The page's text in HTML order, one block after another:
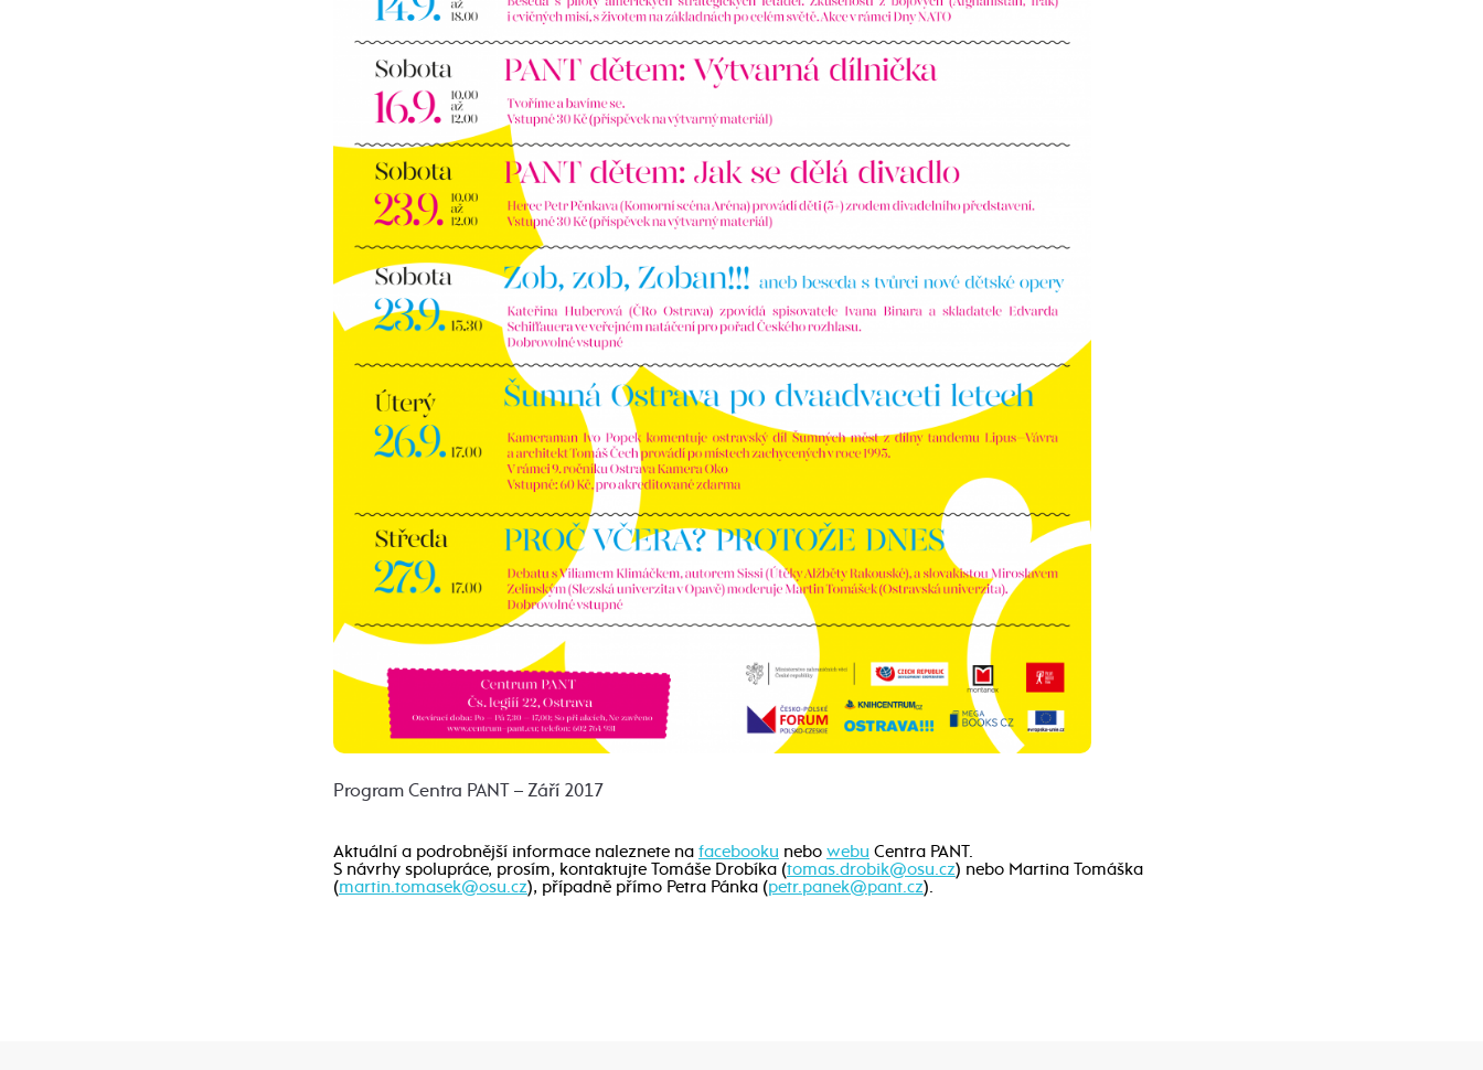
Program Centra PANT – Září 2017
Aktuální a podrobnější informace naleznete na facebooku nebo webu Centra PANT.
S návrhy spolupráce, prosím, kontaktujte Tomáše Drobíka (tomas.drobik@osu.cz) nebo Martina Tomáška
(martin.tomasek@osu.cz), případně přímo Petra Pánka (petr.panek@pant.cz).